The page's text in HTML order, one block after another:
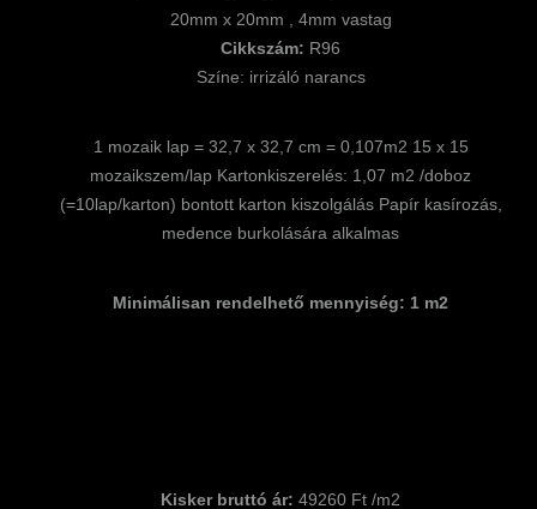
20mm x 20mm , 4mm vastag
Cikkszám: R96
Színe: irrizáló narancs
1 mozaik lap = 32,7 x 32,7 cm = 0,107m2 15 x 15
mozaikszem/lap Kartonkiszerelés: 1,07 m2 /doboz
(=10lap/karton) bontott karton kiszolgálás Papír kasírozás,
medence burkolására alkalmas
Minimálisan rendelhető mennyiség: 1 m2
Kisker bruttó ár: 49260 Ft /m2